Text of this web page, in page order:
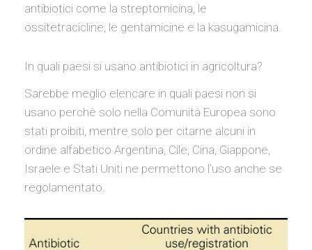
antibiotici come la streptomicina, le
ossitetracicline, le gentamicine e la kasugamicina.
In quali paesi si usano antibiotici in agricoltura?
Sarebbe meglio elencare in quali paesi non si
usano perchè solo nella Comunità Europea sono
stati proibiti, mentre solo per citarne alcuni in
ordine alfabetico Argentina, Cile, Cina, Giappone,
Israele e Stati Uniti ne permettono l’uso anche se
regolamentato.